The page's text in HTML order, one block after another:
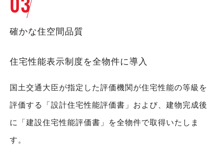
確かな住空間品質
住宅性能表示制度を全物件に導入
国土交通大臣が指定した評価機関が住宅性能の等級を
評価する「設計住宅性能評価書」および、建物完成後
に「建設住宅性能評価書」を全物件で取得いたしま
す。